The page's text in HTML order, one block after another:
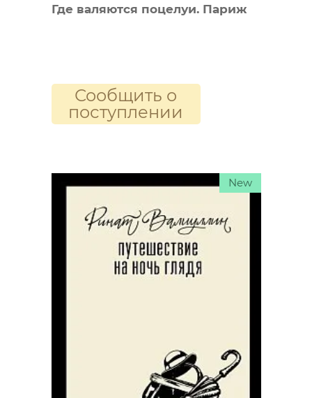
Где валяются поцелуи. Париж
Сообщить о
поступлении
New